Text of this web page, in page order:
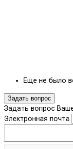
Еще не было
Задать вопрос
Задать вопрос
Электронная почта